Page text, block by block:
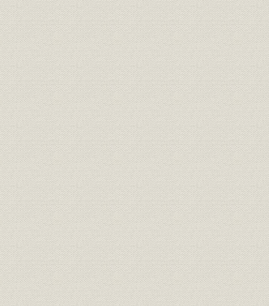
2. 経営の成果
第3章 成長経済の課題と融資活動の多様化(1966~71年度)
第1節 経済成長の持続と新たな課題
1. 1960年代後半の日本経済
2. 経済社会の変容と新たな課題
第2節 多様化する政策課題と政策金融
1. 財政投融資と開銀融資の動向
2. 開銀融資の概観
第3節 業務体制の効率化と情報発信
1. 業務体制の改編と効率化の追求
2. 長期的課題の検討
3. 情報発信活動の模索